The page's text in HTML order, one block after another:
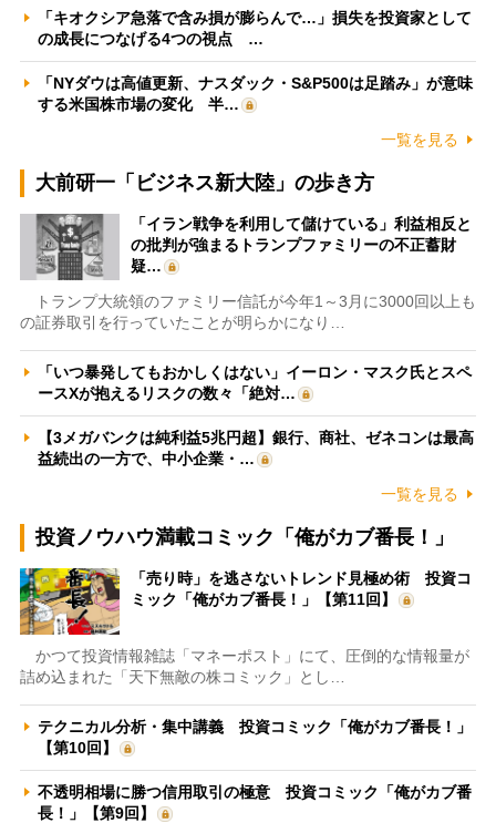
「キオクシア急落で含み損が膨らんで…」損失を投資家として
の成長につなげる4つの視点 …
「NYダウは高値更新、ナスダック・S&P500は足踏み」が意味
する米国株市場の変化 半…
一覧を見る
大前研一「ビジネス新大陸」の歩き方
「イラン戦争を利用して儲けている」利益相反と
の批判が強まるトランプファミリーの不正蓄財
疑…
トランプ大統領のファミリー信託が今年1～3月に3000回以上も
の証券取引を行っていたことが明らかになり…
「いつ暴発してもおかしくはない」イーロン・マスク氏とスペ
ースXが抱えるリスクの数々「絶対…
【3メガバンクは純利益5兆円超】銀行、商社、ゼネコンは最高
益続出の一方で、中小企業・…
一覧を見る
投資ノウハウ満載コミック「俺がカブ番長！」
「売り時」を逃さないトレンド見極め術 投資コ
ミック「俺がカブ番長！」【第11回】
かつて投資情報雑誌「マネーポスト」にて、圧倒的な情報量が
詰め込まれた「天下無敵の株コミック」とし…
テクニカル分析・集中講義 投資コミック「俺がカブ番長！」
【第10回】
不透明相場に勝つ信用取引の極意 投資コミック「俺がカブ番
長！」【第9回】